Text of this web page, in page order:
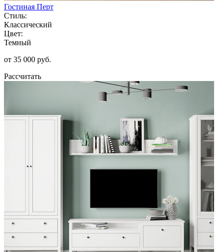
Гостиная Перт
Стиль:
Классический
Цвет:
Темный
от 35 000 руб.
Рассчитать